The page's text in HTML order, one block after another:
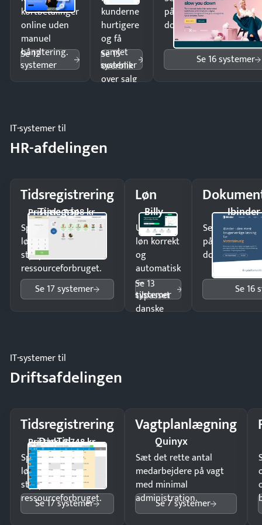
kortbetalinger
online uden
manuel
håndtering.
Se 12
systemer
kunderne
hurtigere
og få
samlet
overblik
over salg
Se 15
systemer
på minutter og mist
dokumenter.
Se 16 systemer
IT-systemer til
HR-afdelingen
Tidsregistrering
Timegrip
Pristjek: 7.548 kr
Spar tid på
lønberegning og få
styr på
ressourceforbruget.
Se 17 systemer
Løn
Billy
Udbetal
løn korrekt
og
automatisk
—
tilpasset
danske
Se 13
systemer
Ibinder
Send
på minutter
dokumenter.
Se 16
IT-systemer til
Driftsafdelingen
Tidsregistrering
DanTid
Pristjek: 5.748 kr
Spar tid på
lønberegning og få
styr på
ressourceforbruget.
Se 17 systemer
Vagtplanlægning
Quinyx
Sæt det rette antal
medarbejdere på vagt
med minimal
administration.
Se 7 systemer